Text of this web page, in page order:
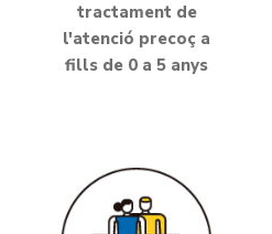
tractament de
l'atenció precoç a
fills de 0 a 5 anys